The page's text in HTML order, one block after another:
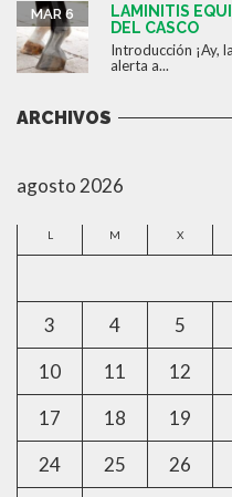
LAMINITIS
DEL CASCO
MAR 6
Introducción ¡Ay,
alerta a...
ARCHIVOS
agosto 2026
L M X
3
4 5
10
11 12
17
18 19
24
25 26